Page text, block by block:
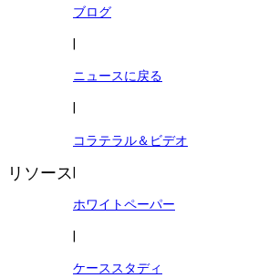
リソース
ブログ
ニュースに戻る
コラテラル＆ビデオ
ホワイトペーパー
ケーススタディ